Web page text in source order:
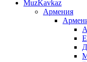
MuzKavkaz
Армения